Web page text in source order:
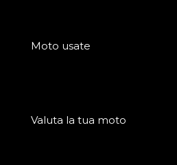
Moto usate
Valuta la tua moto